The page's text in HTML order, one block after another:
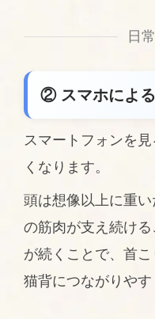
日
② スマホによ
スマートフォンを
くなります。
頭は想像以上に重
の筋肉が支え続け
が続くことで、首
猫背につながりやす